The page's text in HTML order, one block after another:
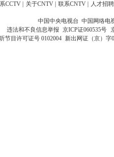
CCTV 关于CNTV 联系CNTV 人才招聘
中国中央电视台 中国网络电
违法和不良信息举报 京ICP证060535号
节目许可证号 0102004 新出网证（京）